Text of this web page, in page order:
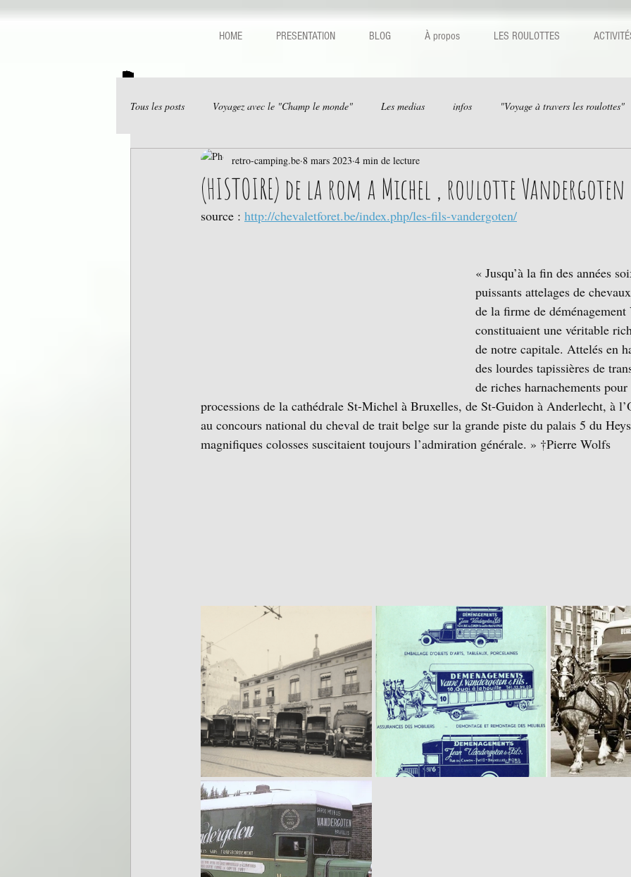
HOME PRESENTATION BLOG À propos LES ROULOTTES
Tous les posts Voyagez avec le "Champ le monde" Les medias infos "Voyage à travers les roulottes"
(HISTOIRE) de la rom a Michel , roulotte Vandergoten
retro-camping.be 8 mars 2023 4 min de lecture
source : http://chevaletforet.be/index.php/les-fils-vandergoten/
« Jusqu’à la fin des années
puissants attelages de
de la firme de
constituaient une véritable
de notre capitale. Attelés en
des lourdes tapissières de
de riches harnachements
processions de la cathédrale St-Michel à Bruxelles, de St-Guidon à Anderlecht, à
au concours national du cheval de trait belge sur la grande piste du palais 5 du
magnifiques colosses suscitaient toujours l’admiration générale. » †Pierre Wolfs